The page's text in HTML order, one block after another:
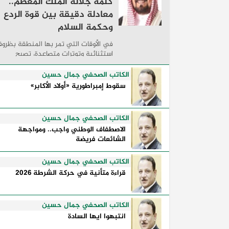
معادلة دقيقة بين قوة الردع
وحكمة السلام
في الأوقات التي تمر بها المنطقة
استثنائية وتوترات متصاعدة، تصبح
الكلمات السياسية أكثر من مجرد مواقف
معلنة؛ فهي تكشف طريقة تفكير الدول،
وكيفية إدارتها للأزمات، والحدود التي
تفصل بين القوة ...
الكاتب الصحفي جمال حسين
سقوط إمبراطورية «أولاد الأكابر»
الكاتب الصحفي جمال حسين
الاصطفاف الوطني واجب.. ومواجهة
الشائعات فريضة
الكاتب الصحفي جمال حسين
قراءة متأنية في حركة الشرطة 2026
الكاتب الصحفي جمال حسين
انتبهوا ايها السادة